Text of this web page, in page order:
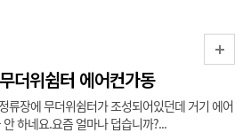
더위쉼터 에어컨가동
류장에 무더위쉼터가 조성되어있던데 거기 에어
하네요.요즘 얼마나 덥습니까?...